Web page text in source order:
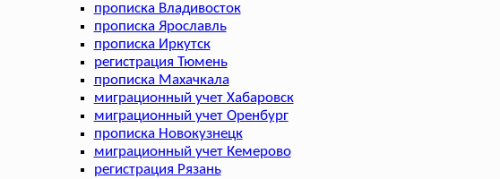
прописка Владивосток
прописка Ярославль
прописка Иркутск
регистрация Тюмень
прописка Махачкала
миграционный учет Хабаровск
миграционный учет Оренбург
прописка Новокузнецк
миграционный учет Кемерово
регистрация Рязань